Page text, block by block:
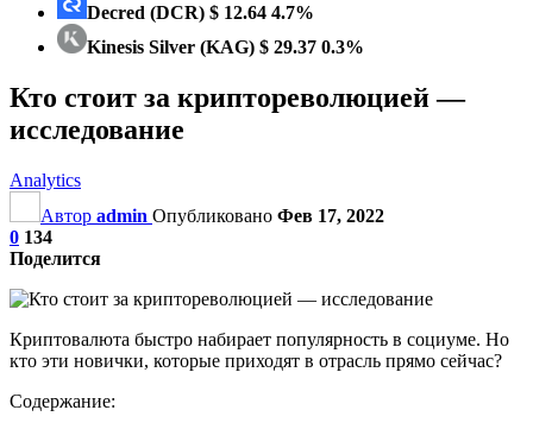
Decred (DCR) $ 12.64 4.7%
Kinesis Silver (KAG) $ 29.37 0.3%
Кто стоит за криптореволюцией —
исследование
Analytics
Автор admin Опубликовано Фев 17, 2022
0 134
Поделится
Криптовалюта быстро набирает популярность в социуме. Но
кто эти новички, которые приходят в отрасль прямо сейчас?
Содержание: